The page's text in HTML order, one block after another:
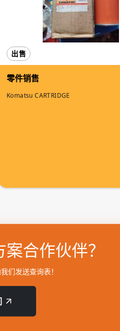
出售
零件销售
Komatsu CARTRIDGE
合作伙伴？
们发送查询表！